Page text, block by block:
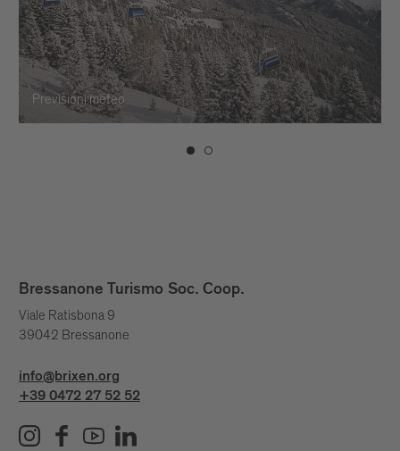
Previsioni meteo
Bressanone Turismo Soc. Coop.
Viale Ratisbona 9
39042 Bressanone
info@brixen.org
+39 0472 27 52 52